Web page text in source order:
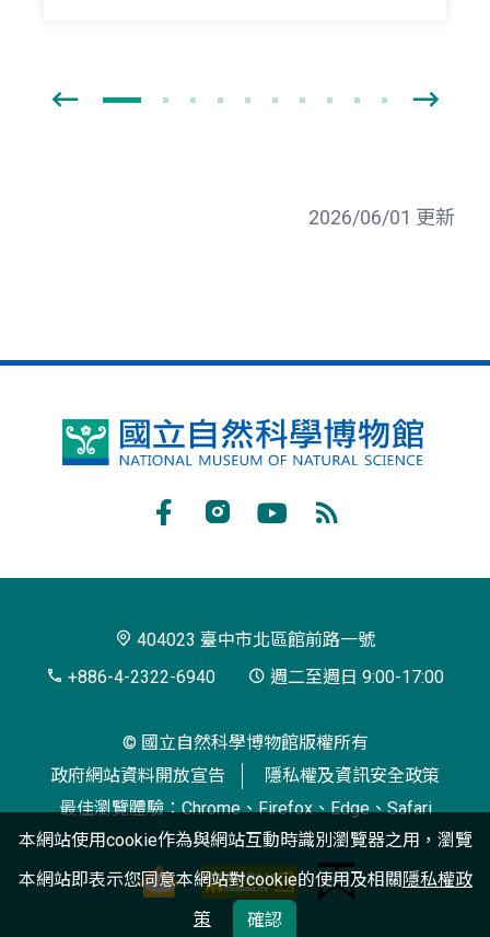
2026/06/01 更新
國
博
閱
404023 臺中市北區館前路一號
+886-4-2322-6940
週二至週日 9:00-17:00
© 國立自然科學博物館版權所有
政府網站資料開放宣告
隱私權及資訊安全政策
最佳瀏覽體驗：Chrome、Firefox、Edge、Safari
本網站使用cookie作為與網站互動時識別瀏覽器之用，瀏覽
本網站即表示您同意本網站對cookie的使用及相關隱私權政
策
確認